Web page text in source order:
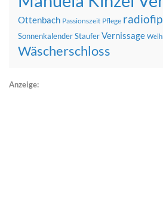
Ottenbach Passionszeit Pflege
SonnenkalenderStauferVernissage
Wäscherschloss
Anzeige: